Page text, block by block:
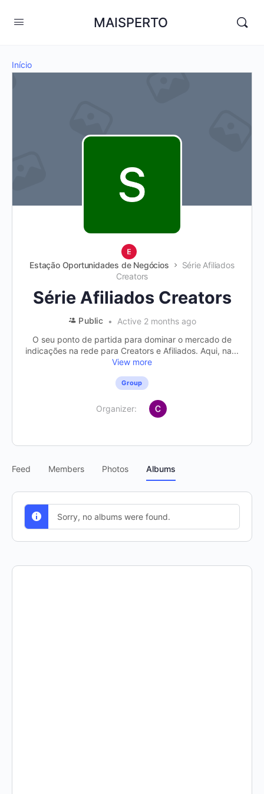
MAISPERTO
Início
Estação Oportunidades de Negócios
Série Afiliados
Creators
Série Afiliados Creators
Public
Active 2 months ago
O seu ponto de partida para dominar o mercado de
indicações na rede para Creators e Afiliados. Aqui, na...
View more
Group
Organizer:
Feed Members Photos Albums
Sorry, no albums were found.